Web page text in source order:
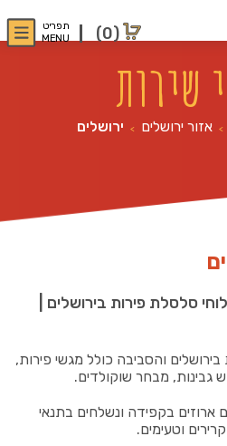
(0)
תפריט
MENU
שירות
> אזור ירושלים > ירושלים
סלסלת פירות בירושלים |
והסביבה כולל מגשי פירות,
גבינות, מבחר שוקולדים.
ארוזים בקפידה ונשלחים בתנאי
וטעימים.